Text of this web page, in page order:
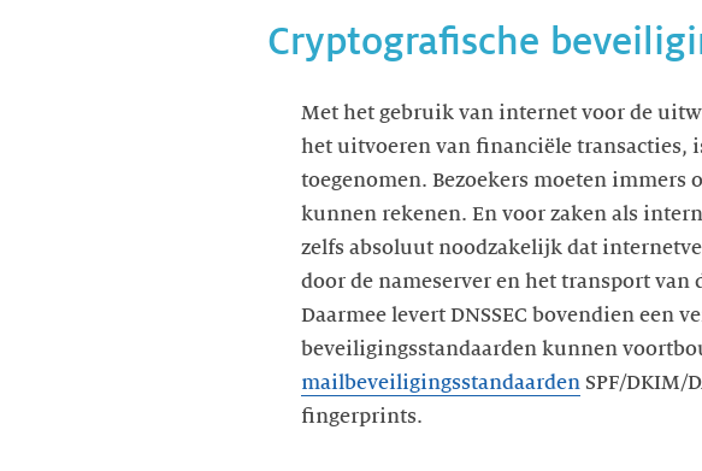
Cryptografische
Met het gebruik van internet voor de
het uitvoeren van financiële transacties,
toegenomen. Bezoekers moeten
kunnen rekenen. En voor zaken als
zelfs absoluut noodzakelijk dat
door de nameserver en het transport
Daarmee levert DNSSEC bovendien
beveiligingsstandaarden kunnen
mailbeveiligingsstandaarden SPF/DKIM/
fingerprints.